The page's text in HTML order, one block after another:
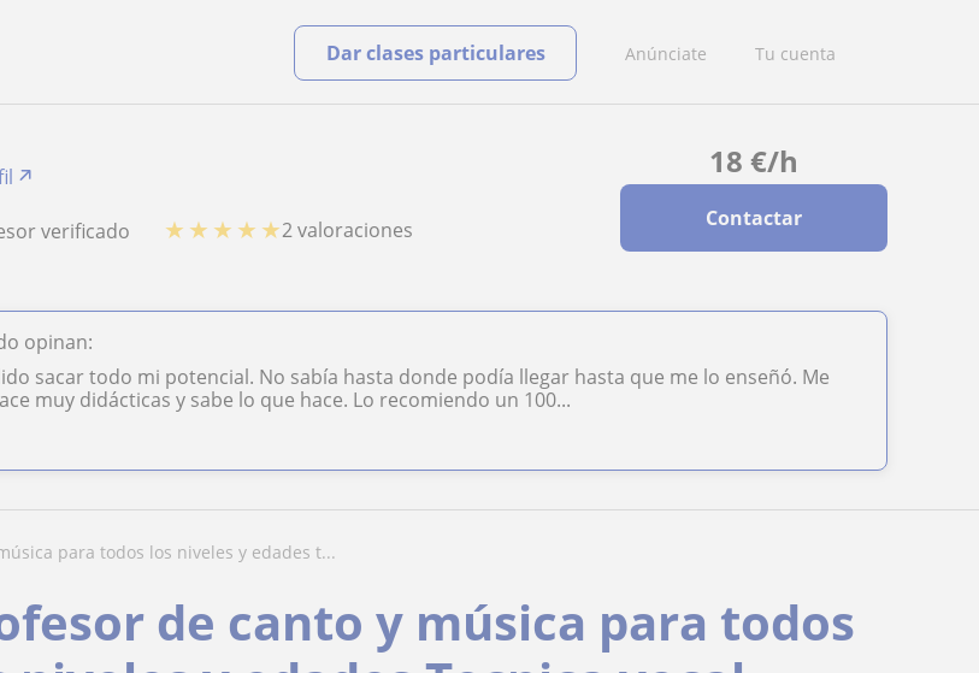
Anúnciate Tu cuenta
Dar clases particulares
18 €/h
Contactar
verificado ★ ★ ★ ★ ★2 valoraciones
opinan:
sacar todo mi potencial. No sabía hasta donde podía llegar hasta que me lo enseñó. Me
muy didácticas y sabe lo que hace. Lo recomiendo un 100...
para todos los niveles y edades t...
de canto y música para todos